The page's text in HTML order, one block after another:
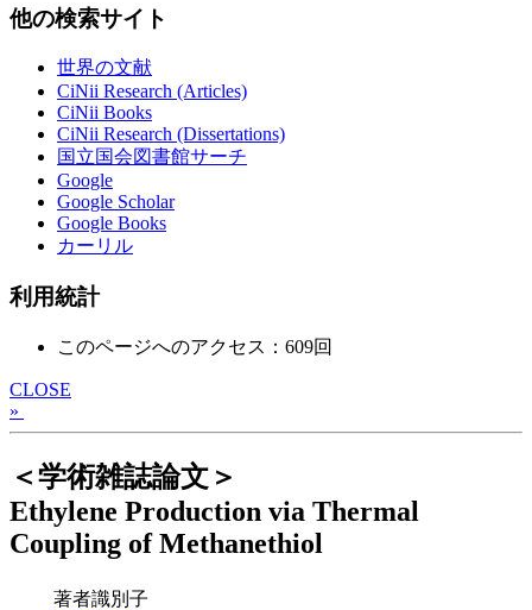
他の検索サイト
世界の文献
CiNii Research (Articles)
CiNii Books
CiNii Research (Dissertations)
国立国会図書館サーチ
Google
Google Scholar
Google Books
カーリル
利用統計
このページへのアクセス：609回
CLOSE
»
＜学術雑誌論文＞
Ethylene Production via Thermal
Coupling of Methanethiol
著者識別子